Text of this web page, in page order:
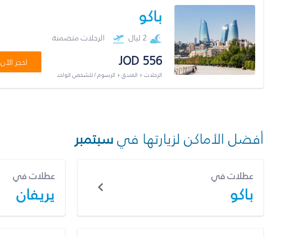
باكو
2 ليال الرحلات متضمنة
JOD 556
الرحلات + الفندق + الرسوم / للشخص الواحد
احجز الآن
أفضل الأماكن لزيارتها فيسبتمبر
عطلات في
باكو
عطلات في
يريفان